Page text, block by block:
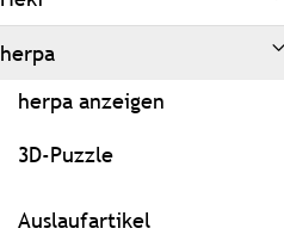
herpa
herpa anzeigen
3D-Puzzle
Auslaufartikel